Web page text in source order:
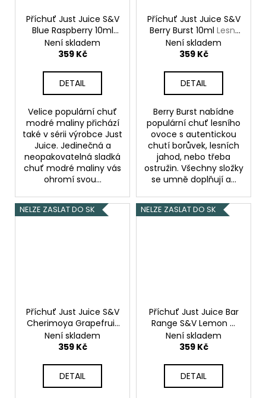
Příchuť Just Juice S&V
Blue Raspberry 10ml
Modrá malina
Není skladem
359 Kč
DETAIL
Velice populární chuť
modré maliny přichází
také v sérii výrobce Just
Juice. Jedinečná a
neopakovatelná sladká
chuť modré maliny vás
ohromí svou...
Příchuť Just Juice S&V
Berry Burst 10ml Lesní
směs
Není skladem
359 Kč
DETAIL
Berry Burst nabídne
populární chuť lesního
ovoce s autentickou
chutí borůvek, lesních
jahod, nebo třeba
ostružin. Všechny složky
se umně doplňují a...
NELZE ZASLAT DO SK
Příchuť Just Juice S&V
Cherimoya Grapefruit
& Berries 10ml
Cherimoya, grapefruit
Není skladem
359 Kč
DETAIL
NELZE ZASLAT DO SK
Příchuť Just Juice Bar
Range S&V Lemon &
Lime 10mlCitron &
limetka
Není skladem
359 Kč
DETAIL